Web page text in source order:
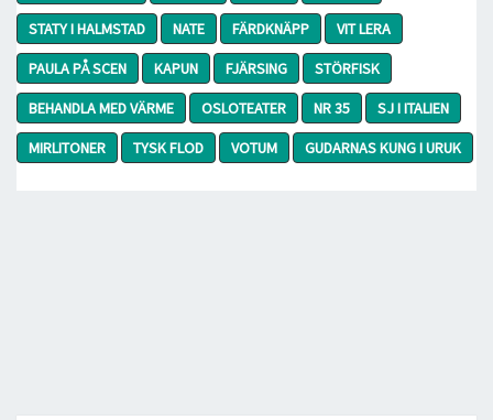
STATY I HALMSTAD
NATE FÄRDKNÄPP
VIT LERA
PAULA PÅ SCEN
KAPUN FJÄRSING
STÖRFISK
BEHANDLA MED VÄRME
OSLOTEATER NR 35
SJ I ITALIEN
MIRLITONER
TYSK FLOD VOTUM GUDARNAS KUNG I URUK